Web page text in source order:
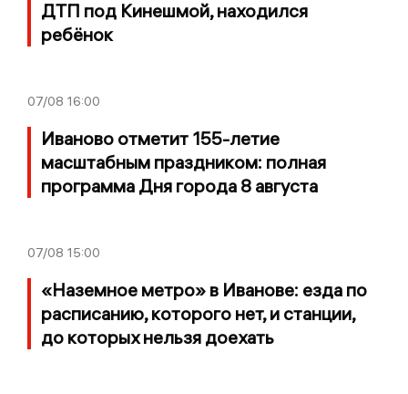
ДТП под Кинешмой, находился
ребёнок
07/08 16:00
Иваново отметит 155-летие
масштабным праздником: полная
программа Дня города 8 августа
07/08 15:00
«Наземное метро» в Иванове: езда по
расписанию, которого нет, и станции,
до которых нельзя доехать